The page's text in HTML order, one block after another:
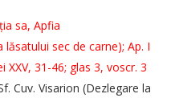
sa, Apfia
sec de carne); Ap. I
XXV, 31-46; glas 3, voscr. 3
Visarion (Dezlegare la